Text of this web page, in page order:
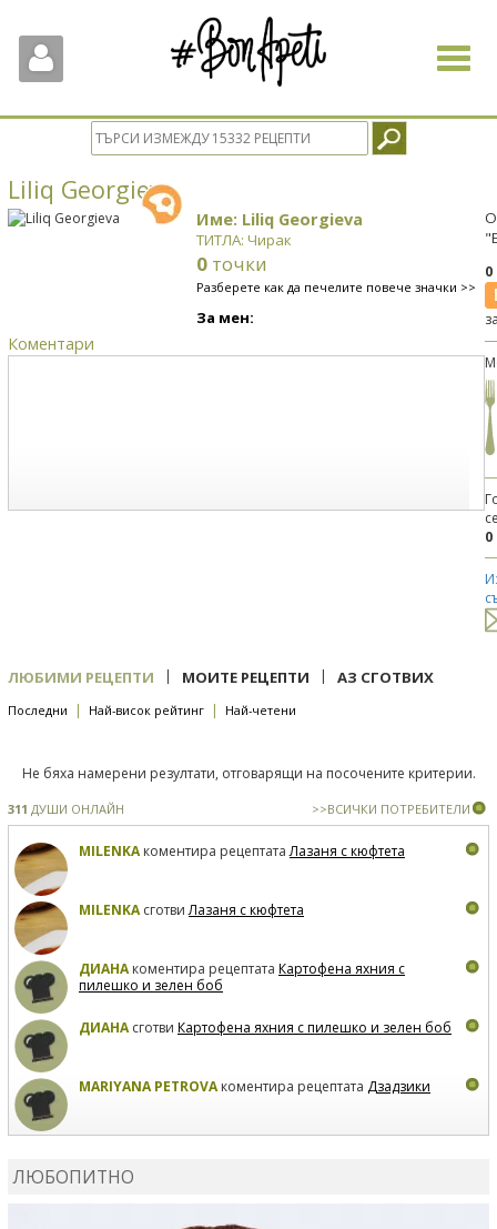
Toggle
Liliq Georgieva
Име: Liliq Georgieva
ТИТЛА: Чирак
0 точки
Разберете как да печелите повече значки >>
За мен:
Коментари
0
ЛЮБИМИ РЕЦЕПТИ | МОИТЕ РЕЦЕПТИ | АЗ СГОТВИХ
Последни | Най-висок рейтинг | Най-четени
Не бяха намерени резултати, отговарящи на посочените критерии.
311 ДУШИ ОНЛАЙН >>ВСИЧКИ ПОТРЕБИТЕЛИ
MILENKAкоментира рецептатаЛазаня с кюфтета
MILENKAсготвиЛазаня с кюфтета
ДИАНАкоментира рецептата Картофена яхния с
пилешко и зелен боб
ДИАНАсготви Картофена яхния с пилешко и зелен боб
MARIYANA PETROVAкоментира рецептата Дзадзики
ЛЮБОПИТНО